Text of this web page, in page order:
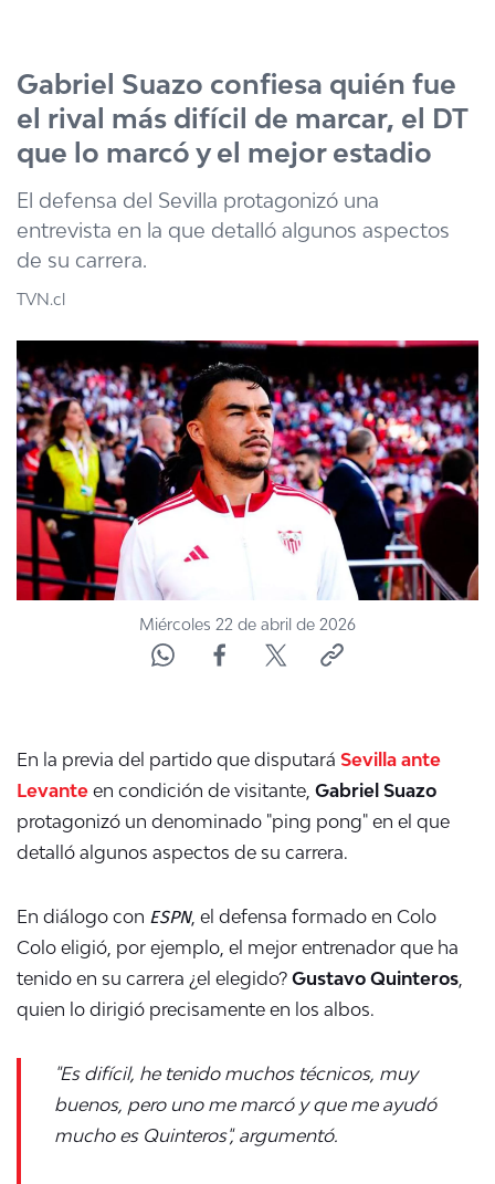
Gabriel Suazo confiesa quién fue
el rival más difícil de marcar, el DT
que lo marcó y el mejor estadio
El defensa del Sevilla protagonizó una
entrevista en la que detalló algunos aspectos
de su carrera.
TVN.cl
Miércoles 22 de abril de 2026
En la previa del partido que disputará Sevilla ante
Levante en condición de visitante, Gabriel Suazo
protagonizó un denominado "ping pong" en el que
detalló algunos aspectos de su carrera.
En diálogo con ESPN, el defensa formado en Colo
Colo eligió, por ejemplo, el mejor entrenador que ha
tenido en su carrera ¿el elegido? Gustavo Quinteros,
quien lo dirigió precisamente en los albos.
"Es difícil, he tenido muchos técnicos, muy
buenos, pero uno me marcó y que me ayudó
mucho es Quinteros", argumentó.